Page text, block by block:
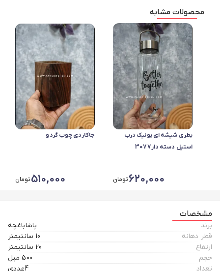
محصولات مشابه
بطری شیشه ای یونیک درب
استیل دسته دار3077
620,000تومان
جاکاردی چوب گردو
510,000تومان
مشخصات
برند
پاشاباغچه
قطر دهانه
10 سانتیمتر
ارتفاع
20 سانتیمتر
حجم
500 میل
تعداد
4عددی